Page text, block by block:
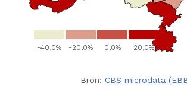
Bron: CBS microdata